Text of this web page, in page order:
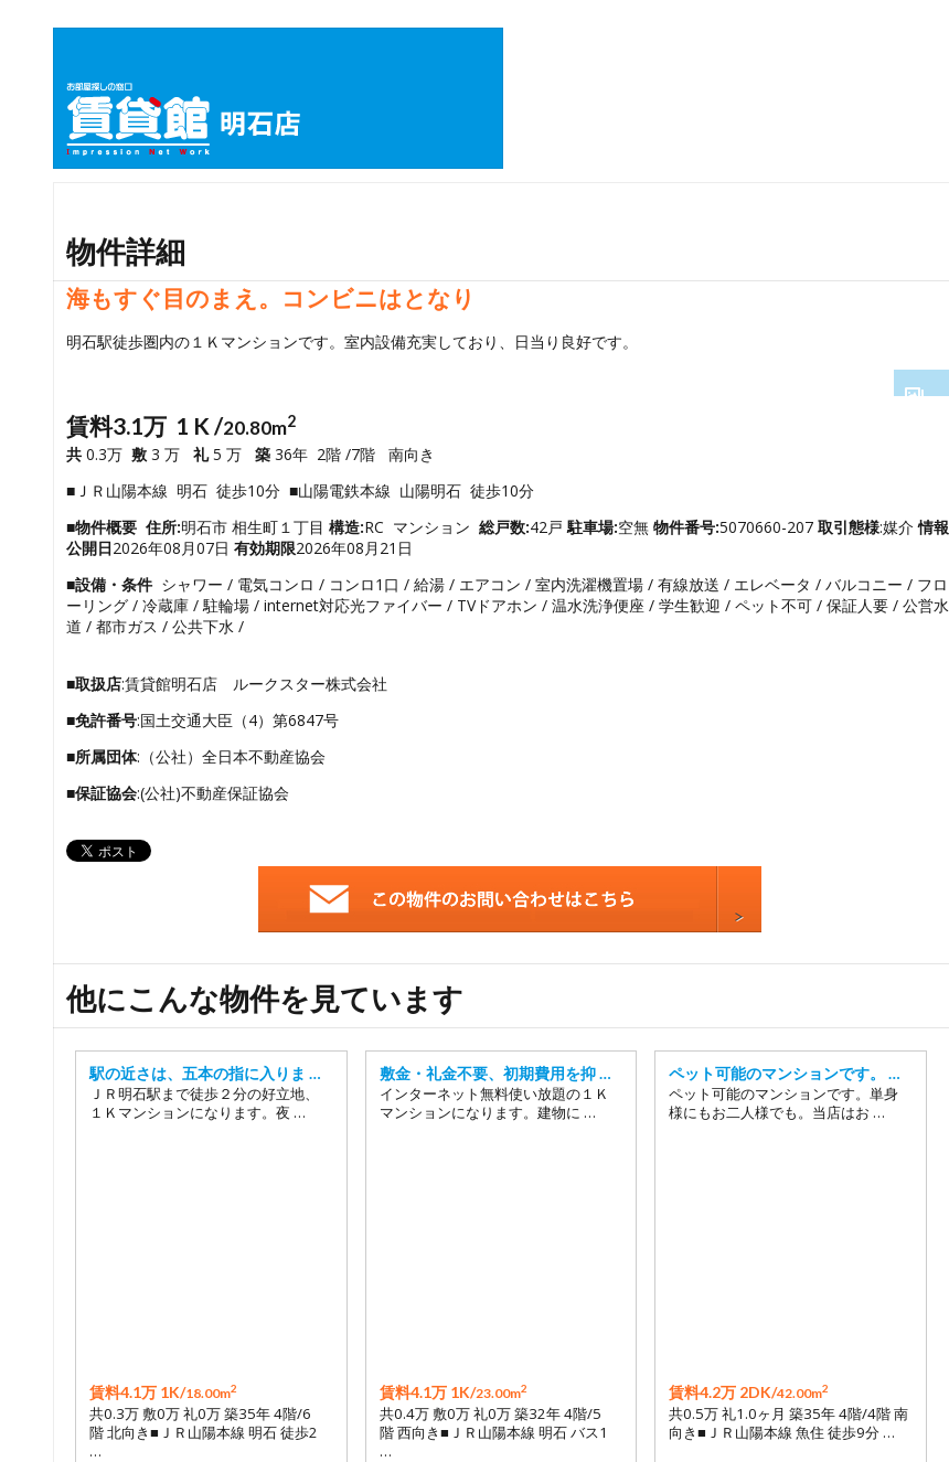
物件詳細
海もすぐ目のまえ。コンビニはとなり
明石駅徒歩圏内の１Ｋマンションです。室内設備充実しており、日当り良好です。
4
6
17
19
賃料3.1万 1 K /20.80m2
共 0.3万 敷 3 万 礼5 万 築 36年 2階 /7階 南向き
■ＪＲ山陽本線 明石 徒歩10分 ■山陽電鉄本線 山陽明石 徒歩10分
■物件概要 住所:明石市 相生町１丁目 構造:RC マンション 総戸数:42戸 駐車場:空無 物件番号:5070660-207 取引態様:媒介情報
公開日2026年08月07日 有効期限2026年08月21日
■設備・条件 シャワー / 電気コンロ / コンロ1口 / 給湯 / エアコン / 室内洗濯機置場 / 有線放送 / エレベータ / バルコニー / フロ
ーリング / 冷蔵庫 / 駐輪場 / internet対応光ファイバー / TVドアホン / 温水洗浄便座 / 学生歓迎 / ペット不可 / 保証人要 / 公営水
道 / 都市ガス / 公共下水 /
■取扱店:賃貸館明石店 ルークスター株式会社
■免許番号:国土交通大臣（4）第6847号
■所属団体:（公社）全日本不動産協会
■保証協会:(公社)不動産保証協会
他にこんな物件を見ています
駅の近さは、五本の指に入りま …
ＪＲ明石駅まで徒歩２分の好立地、
１Ｋマンションになります。夜 …
賃料4.1万 1K/18.00m2
共0.3万 敷0万 礼0万 築35年 4階/6
階 北向き■ＪＲ山陽本線 明石 徒歩2
…
敷金・礼金不要、初期費用を抑 …
インターネット無料使い放題の１Ｋ
マンションになります。建物に …
賃料4.1万 1K/23.00m2
共0.4万 敷0万 礼0万 築32年 4階/5
階 西向き■ＪＲ山陽本線 明石 バス1
…
ペット可能のマンションです。 …
ペット可能のマンションです。単身
様にもお二人様でも。当店はお …
賃料4.2万 2DK/42.00m2
共0.5万 礼1.0ヶ月 築35年 4階/4階 南
向き■ＪＲ山陽本線 魚住 徒歩9分 …